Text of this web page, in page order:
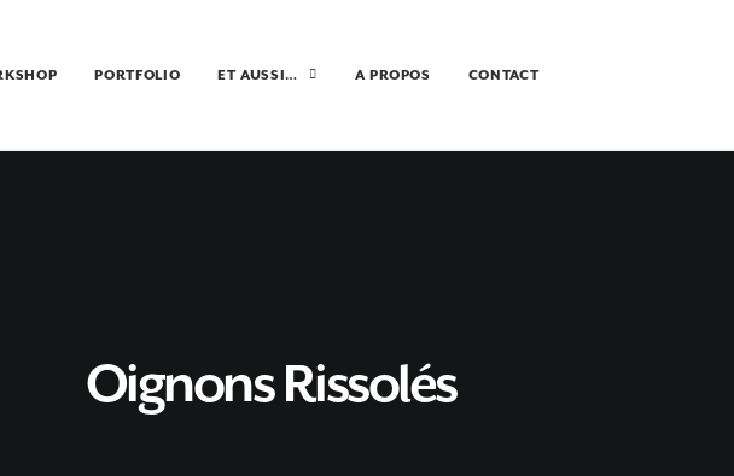
PORTFOLIO ET AUSSI… A PROPOS CONTACT
Oignons Rissolés